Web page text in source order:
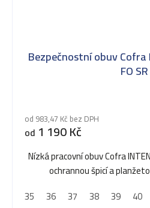
Bezpečnostní obuv Cofra
FO SR
od 983,47 Kč bez DPH
od 1 190 Kč
Nízká pracovní obuv Cofra
ochrannou špicí a
35
36 37 38 39 40